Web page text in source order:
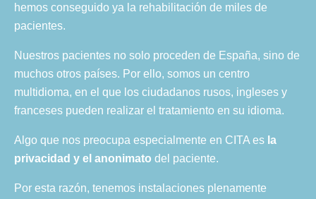
hemos conseguido ya la rehabilitación de miles de
pacientes.
Nuestros pacientes no solo proceden de España, sino de
muchos otros países. Por ello, somos un centro
multidioma, en el que los ciudadanos rusos, ingleses y
franceses pueden realizar el tratamiento en su idioma.
Algo que nos preocupa especialmente en CITA es la
privacidad y el anonimato del paciente.
Por esta razón, tenemos instalaciones plenamente